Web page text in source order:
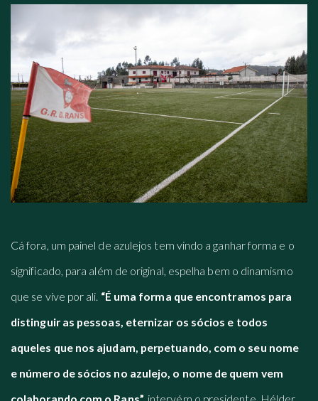
Cá fora, um painel de azulejos tem vindo a ganhar forma e o
significado, para além de original, espelha bem o dinamismo
que se vive por ali. “É uma forma que encontramos para
distinguir as pessoas, eternizar os sócios e todos
aqueles que nos ajudam, perpetuando, com o seu nome
e número de sócios no azulejo, o nome de quem vem
colaborando com o Rans”, intervém o presidente, Hélder